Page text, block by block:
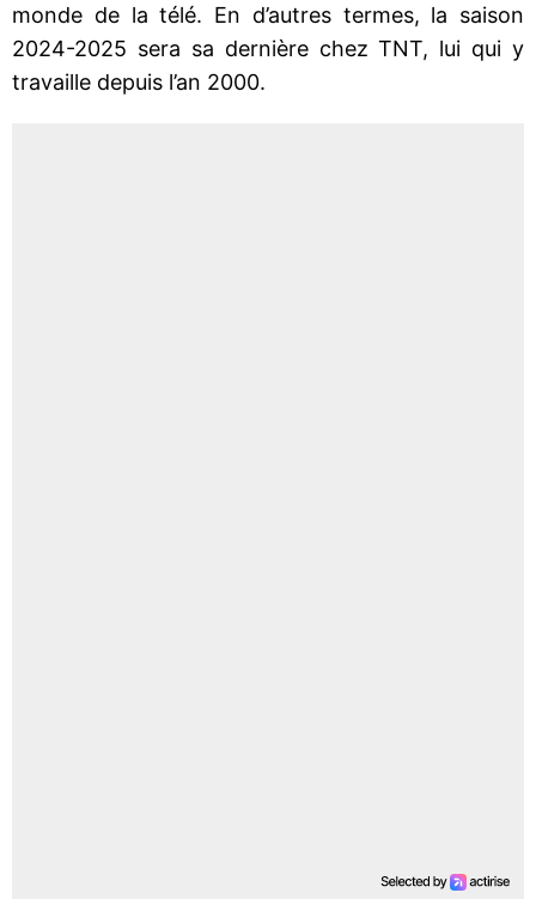
monde de la télé. En d’autres termes, la saison
2024-2025 sera sa dernière chez TNT, lui qui y
travaille depuis l’an 2000.